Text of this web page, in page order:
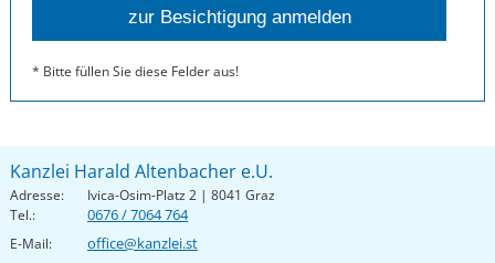
* Bitte füllen Sie diese Felder aus!
Kanzlei Harald Altenbacher e.U.
Adresse:
Ivica-Osim-Platz 2 | 8041 Graz
Tel.:
0676 / 7064 764
E-Mail: office@kanzlei.st